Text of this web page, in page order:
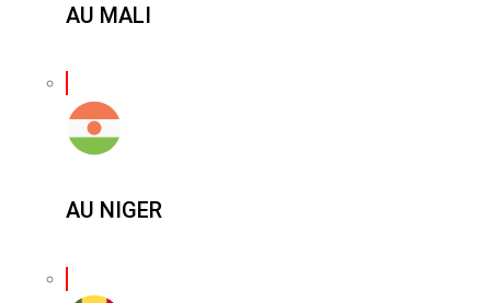
AU MALI
AU NIGER